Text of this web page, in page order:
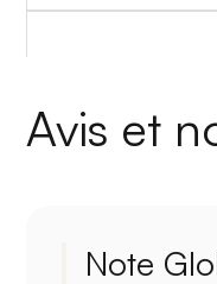
Avis et
Note